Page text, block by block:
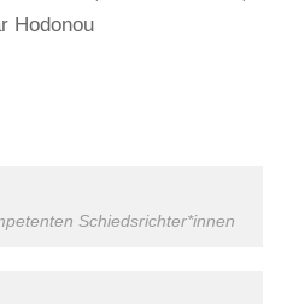
Hodonou
Schiedsrichter*innen